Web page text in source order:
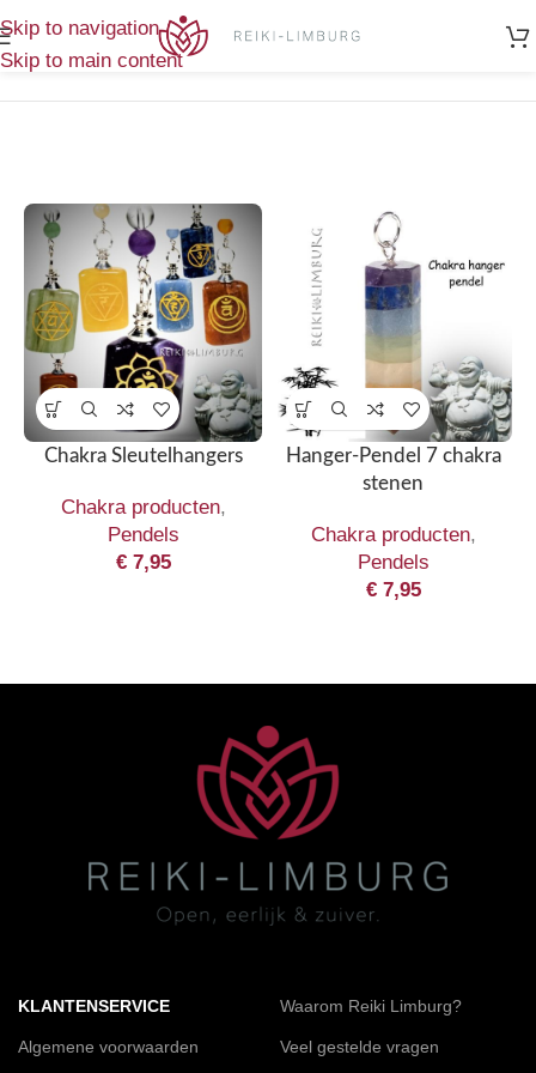
Skip to navigation
Skip to main content
Producten getagged “chakra hanger”
resultaten
Chakra Sleutelhangers
Chakra producten,
Pendels
€7,95
Hanger-Pendel 7 chakra
stenen
Chakra producten,
Pendels
€7,95
KLANTENSERVICE
Algemene voorwaarden
Waarom Reiki Limburg?
Veel gestelde vragen